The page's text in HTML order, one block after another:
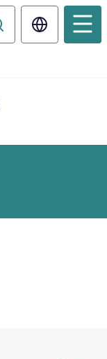
Translate